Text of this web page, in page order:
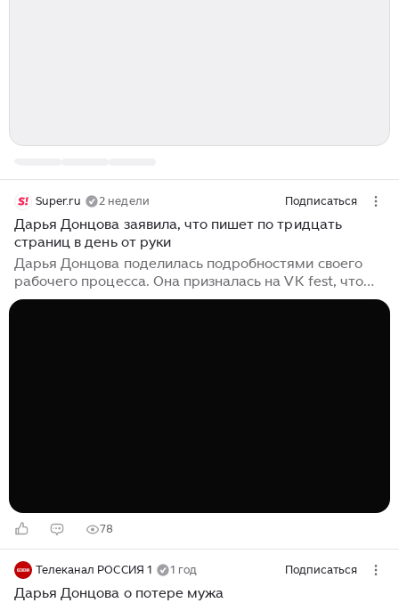
Super.ru 2 недели Подписаться
Дарья Донцова заявила, что пишет по тридцать
страниц в день от руки
Дарья Донцова поделилась подробностями своего
рабочего процесса. Она призналась на VK fest, что
каждый день пишет по 30 страниц от руки, потому
78
Телеканал РОССИЯ 1 1 год Подписаться
Дарья Донцова о потере мужа